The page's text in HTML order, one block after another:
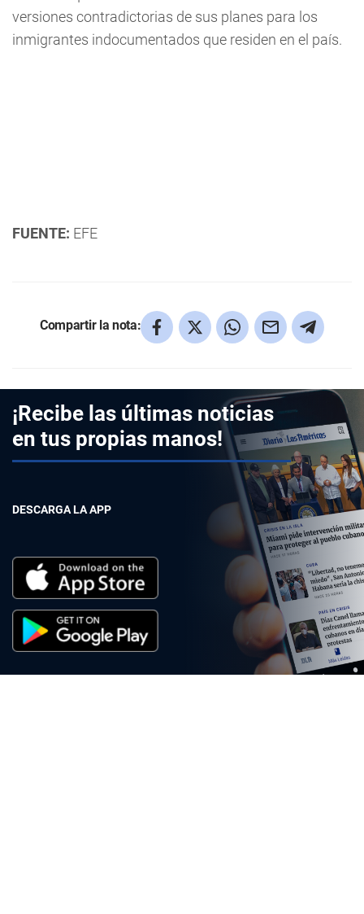
versiones contradictorias de sus planes para los
inmigrantes indocumentados que residen en el país.
FUENTE: EFE
Compartir la nota:
¡Recibe las últimas noticias
en tus propias manos!
DESCARGA LA APP